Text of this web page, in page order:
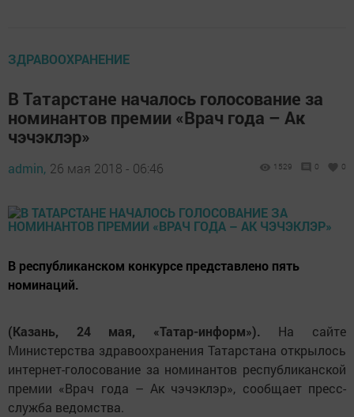
ЗДРАВООХРАНЕНИЕ
В Татарстане началось голосование за
номинантов премии «Врач года – Ак
чэчэклэр»
admin, 26 мая 2018 - 06:46 1529 0 0
В республиканском конкурсе представлено пять
номинаций.
(Казань, 24 мая, «Татар-информ»). На сайте
Министерства здравоохранения Татарстана открылось
интернет-голосование за номинантов республиканской
премии «Врач года – Ак чэчэклэр», сообщает пресс-
служба ведомства.